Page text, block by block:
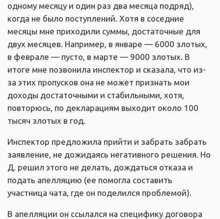
одному месяцу и один раз два месяца подряд),
когда не было поступлений. Хотя в соседние
месяцы мне приходили суммы, достаточные для
двух месяцев. Например, в январе — 6000 злотых,
в феврале — пусто, в марте — 9000 злотых. В
итоге мне позвонила инспектор и сказала, что из-
за этих пропусков она не может признать мои
доходы достаточными и стабильными, хотя,
повторюсь, по декларациям выходит около 100
тысяч злотых в год.
Инспектор предложила прийти и забрать забрать
заявление, не дожидаясь негативного решения. Но
Д. решил этого не делать, дождаться отказа и
подать апелляцию (ее помогла составить
участница чата, где он поделился проблемой).
В апелляции он ссылался на специфику договора